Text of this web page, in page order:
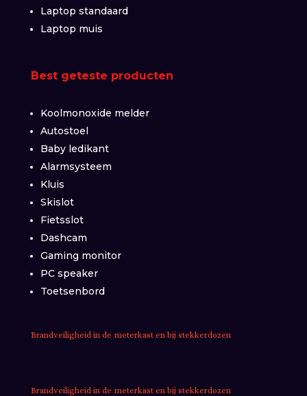
Laptop standaard
Laptop muis
Best geteste producten
Koolmonoxide melder
Autostoel
Baby ledikant
Alarmsysteem
Kluis
Skislot
Fietsslot
Dashcam
Gaming monitor
PC speaker
Toetsenbord
Brandveiligheid in de meterkast en bij stekkerdozen
Brandveiligheid in de meterkast en bij stekkerdozen